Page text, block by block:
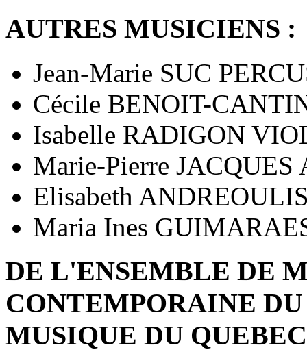
AUTRES MUSICIENS :
Jean-Marie SUC
Cécile BENOIT-
Isabelle RADIGON
Marie-Pierre JACQUES
Elisabeth
Maria Ines
DE L'ENSEMBLE DE
CONTEMPORAINE
MUSIQUE DU